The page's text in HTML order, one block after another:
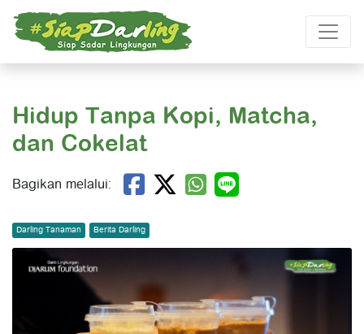
Hidup Tanpa Kopi, Matcha,
dan Cokelat
Bagikan melalui:
Darling Tanaman Berita Darling